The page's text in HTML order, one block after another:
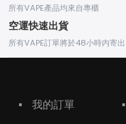
所有VAPE產品均來自專櫃
空運快速出貨
所有VAPE訂單將於48小時内寄出
▪ 我的訂單 ▪